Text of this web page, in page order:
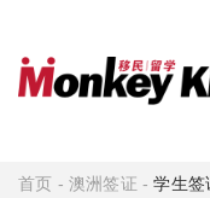
首页 -澳洲签证 -学生签